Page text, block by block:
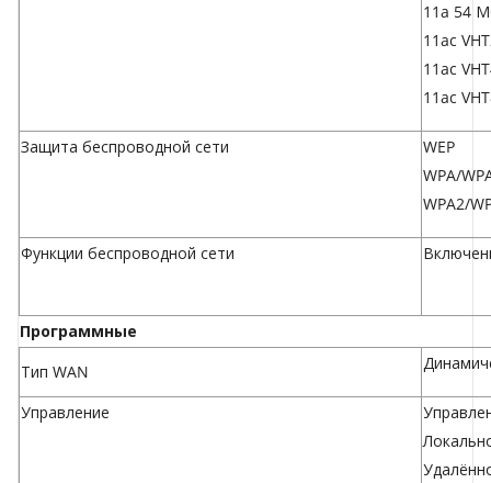
11a 54
11ac
11ac
11ac
Защита беспроводной сети
WEP
WPA/
WPA2/
Функции беспроводной сети
Программные
Тип WAN
Управление